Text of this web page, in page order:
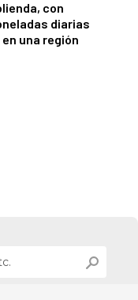
con
diarias
una región